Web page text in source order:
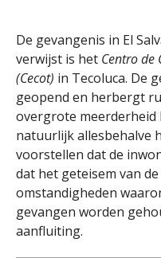
De gevangenis in El
verwijst is het Centro de
(Cecot) in Tecoluca. De
geopend en herbergt
overgrote meerderheid
natuurlijk allesbehalve
voorstellen dat de
dat het geteisem van
omstandigheden
gevangen worden
aanfluiting.